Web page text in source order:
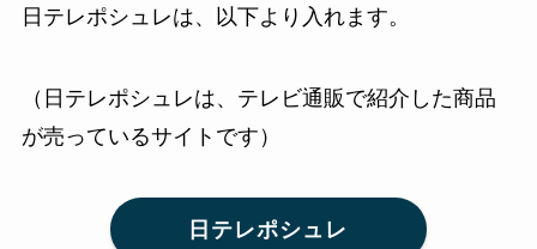
日テレポシュレは、以下より入れます。
（日テレポシュレは、テレビ通販で紹介した商品
が売っているサイトです）
日テレポシュレ